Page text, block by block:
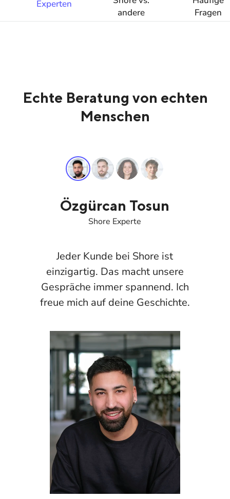
Experten
andere
Anbieter
Fragen
Echte Beratung von echten
Menschen
Özgürcan Tosun
Shore Experte
Jeder Kunde bei Shore ist
einzigartig. Das macht unsere
Gespräche immer spannend. Ich
freue mich auf deine Geschichte.